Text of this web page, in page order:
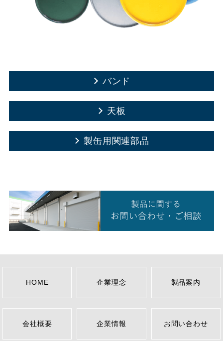
バンド
天板
製缶用関連部品
HOME 企業理念 製品案内
会社概要 企業情報 お問い合わせ